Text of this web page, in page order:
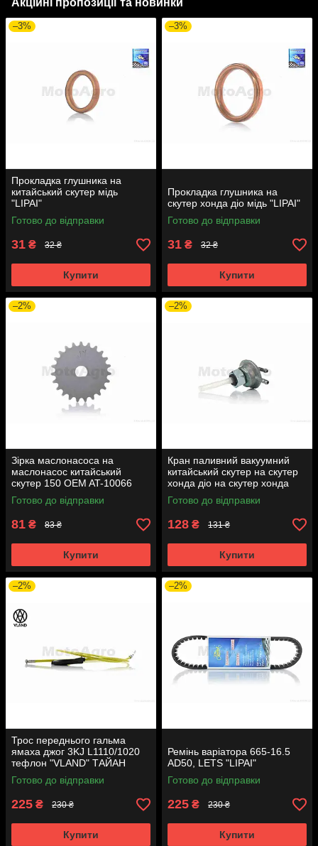
Акційні пропозиції та новинки
–3%
Прокладка глушника на
китайський скутер мідь
"LIPAI"
Готово до відправки
31 ₴ 32 ₴
Купити
–3%
Прокладка глушника на
скутер хонда діо мідь "LIPAI"
Готово до відправки
31 ₴ 32 ₴
Купити
–2%
Зірка маслонасоса на
маслонасос китайський
скутер 150 OEM AT-10066
Готово до відправки
81 ₴ 83 ₴
Купити
–2%
Кран паливний вакуумний
китайський скутер на скутер
хонда діо на скутер хонда
такт AF24 вкручується M16
AT-7074
Готово до відправки
128 ₴ 131 ₴
Купити
–2%
Трос переднього гальма
ямаха джог 3KJ L1110/1020
тефлон "VLAND" ТАЙАН
Готово до відправки
225 ₴ 230 ₴
Купити
–2%
Ремінь варіатора 665-16.5
AD50, LETS "LIPAI"
Готово до відправки
225 ₴ 230 ₴
Купити